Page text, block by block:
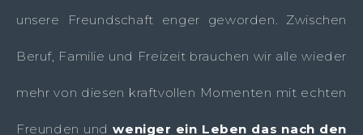
unsere Freundschaft enger geworden. Zwischen
Beruf, Familie und Freizeit brauchen wir alle wieder
mehr von diesen kraftvollen Momenten mit echten
Freunden undweniger ein Leben das nach den